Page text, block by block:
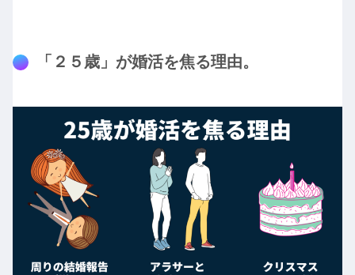
「２５歳」が婚活を焦る理由。